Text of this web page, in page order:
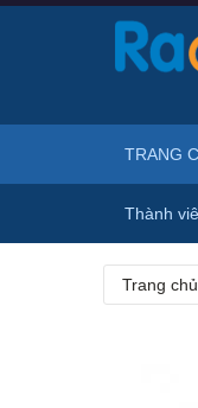
Trang chủ
TRANG
Thành